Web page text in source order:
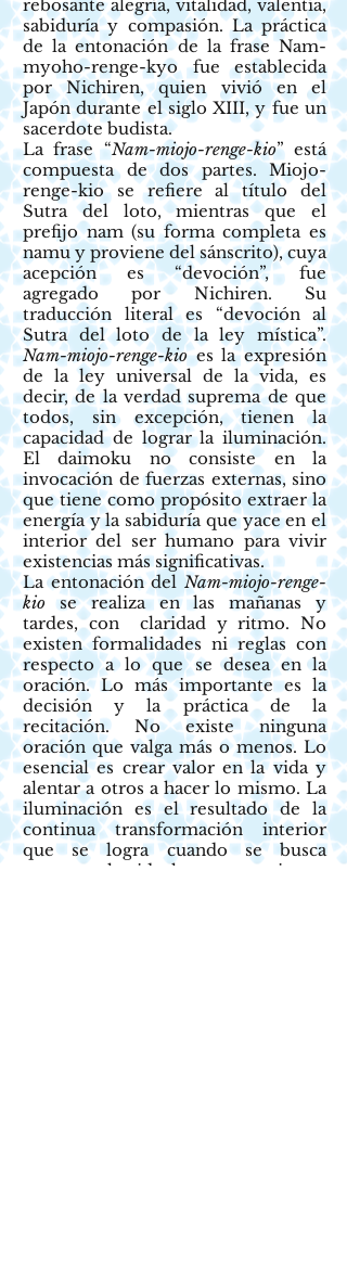
rebosante alegría, vitalidad, valentía,
sabiduría y compasión. La práctica
de la entonación de la frase Nam-
myoho-renge-kyo fue establecida
por Nichiren, quien vivió en el
Japón durante el siglo XIII, y fue un
sacerdote budista.
La frase “Nam-miojo-renge-kio” está
compuesta de dos partes. Miojo-
renge-kio se refiere al título del
Sutra del loto, mientras que el
prefijo nam (su forma completa es
namu y proviene del sánscrito), cuya
acepción es “devoción”, fue
agregado por Nichiren. Su
traducción literal es “devoción al
Sutra del loto de la ley mística”.
Nam-miojo-renge-kioes la expresión
de la ley universal de la vida, es
decir, de la verdad suprema de que
todos, sin excepción, tienen la
capacidad de lograr la iluminación.
El daimoku no consiste en la
invocación de fuerzas externas, sino
que tiene como propósito extraer la
energía y la sabiduría que yace en el
interior del ser humano para vivir
existencias más significativas.
La entonación del Nam-miojo-renge-
kio se realiza en las mañanas y
tardes, con claridad y ritmo. No
existen formalidades ni reglas con
respecto a lo que se desea en la
oración. Lo más importante es la
decisión y la práctica de la
recitación. No existe ninguna
oración que valga más o menos. Lo
esencial es crear valor en la vida y
alentar a otros a hacer lo mismo. La
iluminación es el resultado de la
continua transformación interior
que se logra cuando se busca
concretar los ideales y construir una